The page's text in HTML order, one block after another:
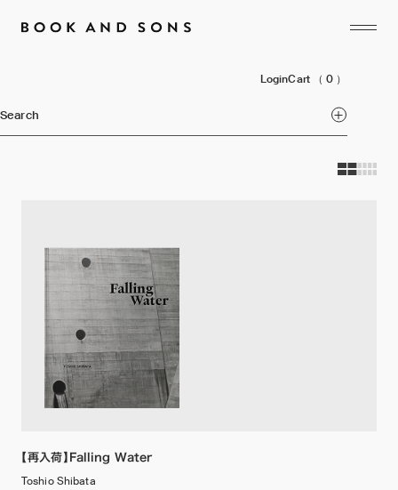
LoginCart （ 0 ）
Search
【再入荷】Falling Water
Toshio Shibata